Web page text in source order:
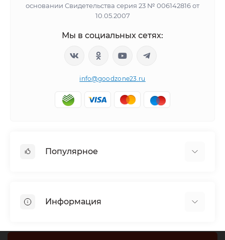
основании Свидетельства серия 23 № 006142816 от
10.05.2007
Мы в социальных сетях:
info@goodzone23.ru
Популярное
Сушильные машины
Посудомоечные машины
Информация
Отзывы о магазине